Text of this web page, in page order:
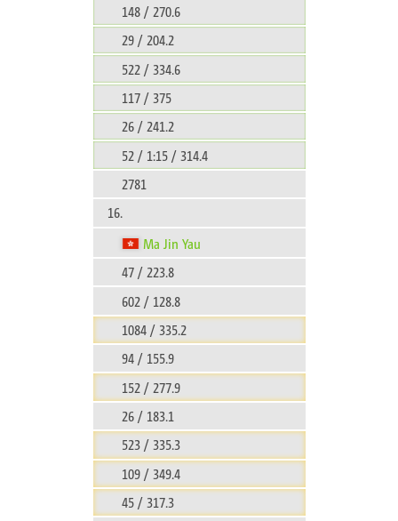
148 / 270.6
29 / 204.2
522 / 334.6
117 / 375
26 / 241.2
52 / 1:15 / 314.4
2781
16.
Ma Jin Yau
47 / 223.8
602 / 128.8
1084 / 335.2
94 / 155.9
152 / 277.9
26 / 183.1
523 / 335.3
109 / 349.4
45 / 317.3